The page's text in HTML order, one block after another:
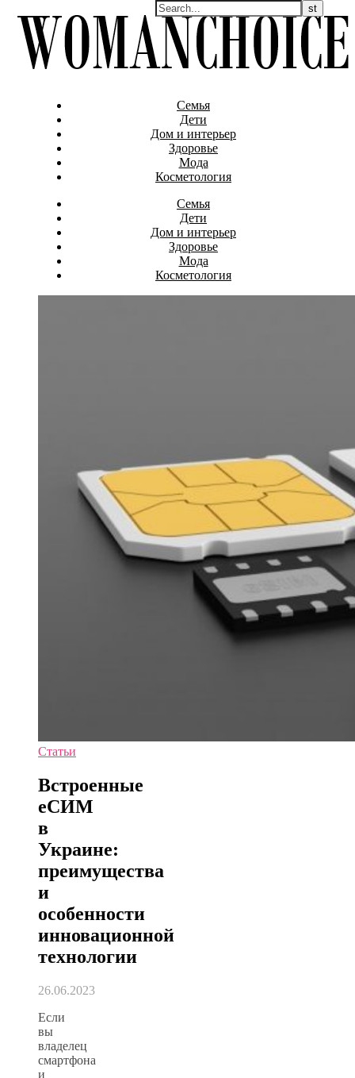
Семья
Дети
Дом и интерьер
Здоровье
Мода
Косметология
Семья
Дети
Дом и интерьер
Здоровье
Мода
Косметология
Статьи
Встроенные
еСИМ
в
Украине:
преимущества
и
особенности
инновационной
технологии
26.06.2023
Если
вы
владелец
смартфона
и